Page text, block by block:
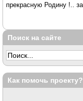
прекрасную Родину !..
Поиск на сайте
Как помочь проекту?